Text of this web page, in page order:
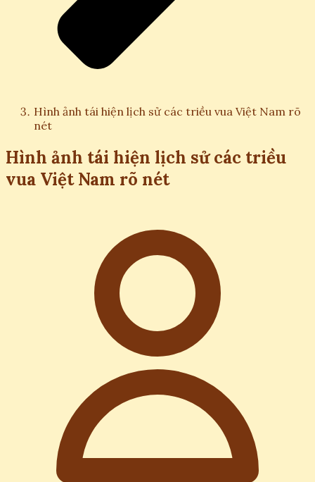
Hình ảnh tái hiện lịch sử các triều vua Việt Nam rõ
nét
Hình ảnh tái hiện lịch sử các triều
vua Việt Nam rõ nét